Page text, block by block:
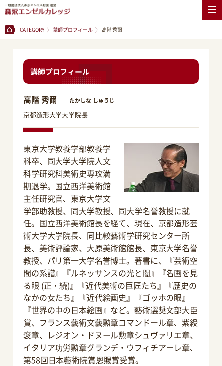
CATEGORY 講師プロフィール 高階 秀爾
講師プロフィール
高階 秀爾 たかしな しゅうじ
京都造形大学大学院長
東京大学教養学部教養学
科卒、同大学大学院人文
科学研究科美術史専攻満
期退学。国立西洋美術館
主任研究官、東京大学文
学部助教授、同大学教授、同大学名誉教授に就
任。国立西洋美術館長を経て、現在、京都造形芸
術大学大学院長、同比較藝術学研究センター所
長、美術評論家、大原美術館館長、東京大学名誉
教授、パリ第一大学名誉博士。著書に、『芸術空
間の系譜』『ルネッサンスの光と闇』『名画を見
る眼 (正・続)』『近代美術の巨匠たち』『歴史の
なかの女たち』『近代絵画史』『ゴッホの眼』
『世界の中の日本絵画』など。藝術選奨文部大臣
賞、フランス藝術文藝勲章コマンドール章、紫綬
褒章、レジオン・ドヌール勲章シュヴァリエ章、
イタリア功労勲章グランデ・ウフィチアーレ章、
第58回日本藝術院賞恩賜賞受賞。